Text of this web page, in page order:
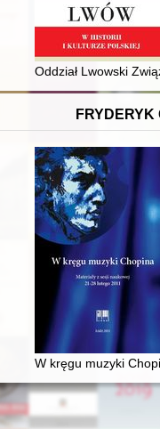
trzeciego
naukowe" :
Oddział Lwowski
FRYDERYK
z wyboru" o Fryderyku
W kręgu muzyki